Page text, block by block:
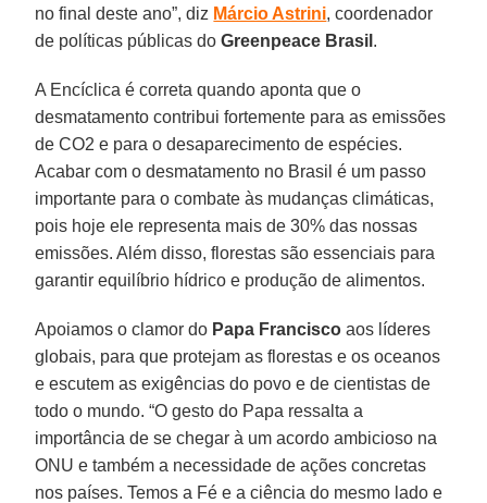
no final deste ano”, diz Márcio Astrini, coordenador
de políticas públicas doGreenpeace Brasil .
A Encíclica é correta quando aponta que o
desmatamento contribui fortemente para as emissões
de CO2 e para o desaparecimento de espécies.
Acabar com o desmatamento no Brasil é um passo
importante para o combate às mudanças climáticas,
pois hoje ele representa mais de 30% das nossas
emissões. Além disso, florestas são essenciais para
garantir equilíbrio hídrico e produção de alimentos.
Apoiamos o clamor do Papa Francisco aos líderes
globais, para que protejam as florestas e os oceanos
e escutem as exigências do povo e de cientistas de
todo o mundo. “O gesto do Papa ressalta a
importância de se chegar à um acordo ambicioso na
ONU e também a necessidade de ações concretas
nos países. Temos a Fé e a ciência do mesmo lado e